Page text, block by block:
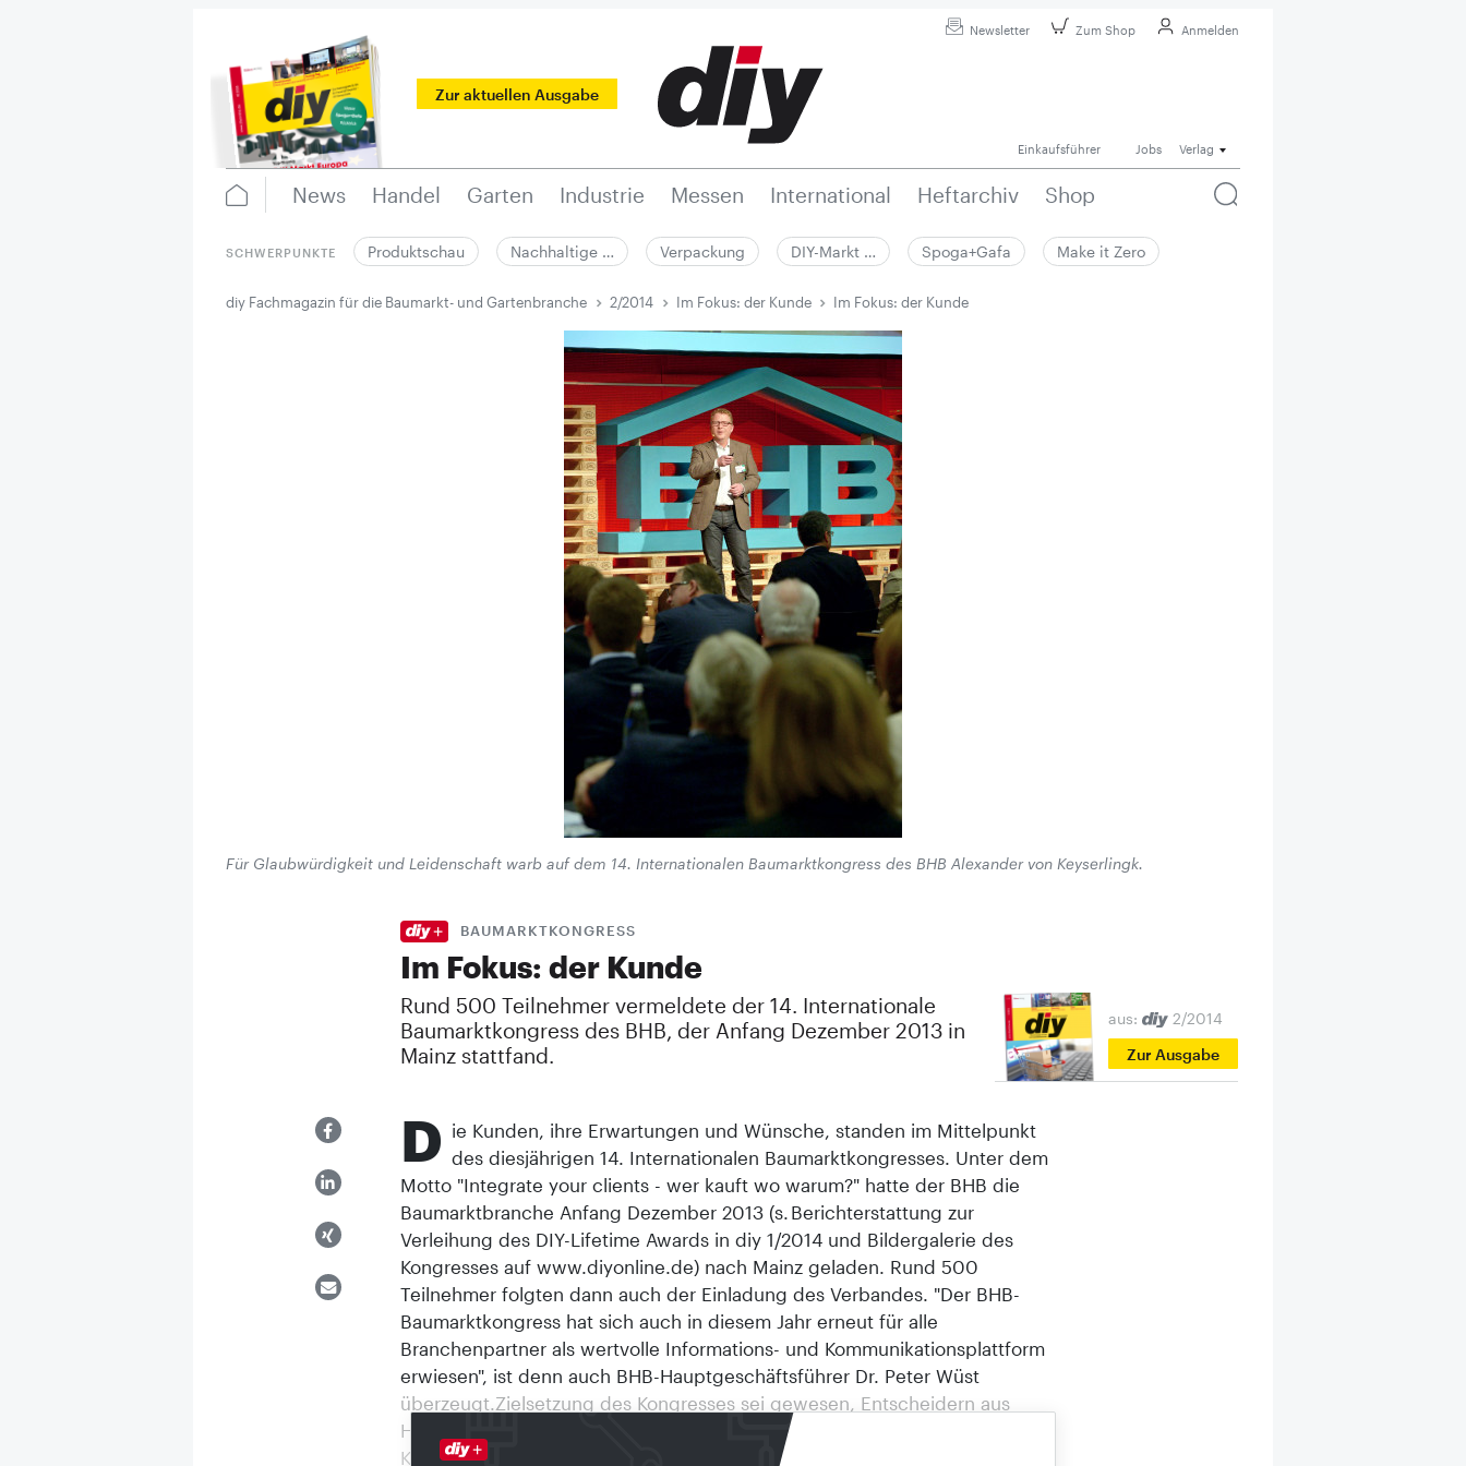
Newsletter Zum Shop Anmelden
Zur aktuellen Ausgabe
Einkaufsführer Jobs Verlag
News Handel Garten Industrie Messen International Heftarchiv Shop
SCHWERPUNKTE Produktschau Nachhaltige … Verpackung DIY-Markt … Spoga+Gafa Make it Zero
diy Fachmagazin für die Baumarkt- und Gartenbranche 2/2014 Im Fokus: der Kunde Im Fokus: der Kunde
Für Glaubwürdigkeit und Leidenschaft warb auf dem 14. Internationalen Baumarktkongress des BHB Alexander von Keyserlingk.
BAUMARKTKONGRESS
Im Fokus: der Kunde
Rund 500 Teilnehmer vermeldete der 14. Internationale
Baumarktkongress des BHB, der Anfang Dezember 2013 in
Mainz stattfand.
aus:
2/2014
Zur Ausgabe
D ie Kunden, ihre Erwartungen und Wünsche, standen im Mittelpunkt
des diesjährigen 14. Internationalen Baumarktkongresses. Unter dem
Motto "Integrate your clients - wer kauft wo warum?" hatte der BHB die
Baumarktbranche Anfang Dezember 2013 (s. Berichterstattung zur
Verleihung des DIY-Lifetime Awards in diy 1/2014 und Bildergalerie des
Kongresses auf www.diyonline.de) nach Mainz geladen. Rund 500
Teilnehmer folgten dann auch der Einladung des Verbandes. "Der BHB-
Baumarktkongress hat sich auch in diesem Jahr erneut für alle
Branchenpartner als wertvolle Informations- und Kommunikationsplattform
erwiesen", ist denn auch BHB-Hauptgeschäftsführer Dr. Peter Wüst
überzeugt.Zielsetzung des Kongresses sei gewesen, Entscheidern aus
Handel und Industrie innovative Wege einer erfolgsversprechenden
Kundenansprache aufzuzeigen. "Die eigenen Kunden und ihre Bedürfnisse